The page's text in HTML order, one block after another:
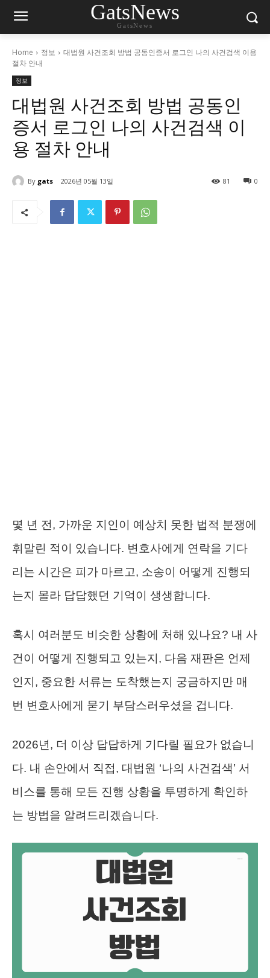
GatsNews
GatsNews
Home 정보
대법원 사건조회 방법 공동인증서 로그인 나의 사건검색 이용
절차 안내
정보
대법원 사건조회 방법 공동인
증서 로그인 나의 사건검색 이
용 절차 안내
By gats 2026년 05월 13일 0
81
몇 년 전, 가까운 지인이 예상치 못한 법적 분쟁에
휘말린 적이 있습니다. 변호사에게 연락을 기다
리는 시간은 피가 마르고, 소송이 어떻게 진행되
는지 몰라 답답했던 기억이 생생합니다.
혹시 여러분도 비슷한 상황에 처해 있나요? 내 사
건이 어떻게 진행되고 있는지, 다음 재판은 언제
인지, 중요한 서류는 도착했는지 궁금하지만 매
번 변호사에게 묻기 부담스러우셨을 겁니다.
2026년, 더 이상 답답하게 기다릴 필요가 없습니
다. 내 손안에서 직접, 대법원 ‘나의 사건검색’ 서
비스를 통해 모든 진행 상황을 투명하게 확인하
는 방법을 알려드리겠습니다.